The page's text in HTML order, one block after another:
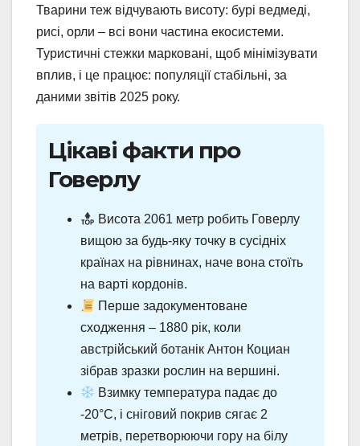
Тварини теж відчувають висоту: бурі ведмеді,
рисі, орли – всі вони частина екосистеми.
Туристичні стежки марковані, щоб мінімізувати
вплив, і це працює: популяції стабільні, за
даними звітів 2025 року.
Цікаві факти про
Говерлу
Висота 2061 метр робить Говерлу
вищою за будь-яку точку в сусідніх
країнах на рівнинах, наче вона стоїть
на варті кордонів.
Перше задокументоване
сходження – 1880 рік, коли
австрійський ботанік Антон Коциан
зібрав зразки рослин на вершині.
Взимку температура падає до
-20°C, і сніговий покрив сягає 2
метрів, перетворюючи гору на білу